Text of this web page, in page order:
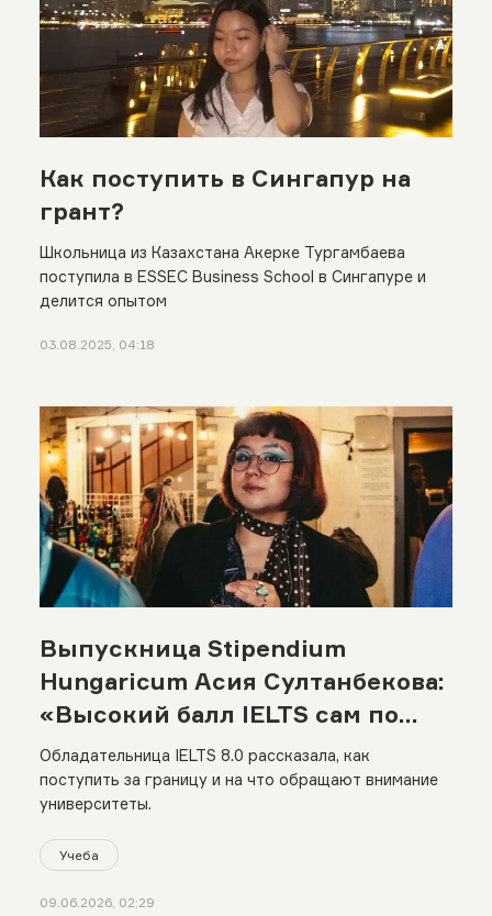
Как поступить в Сингапур на
грант?
Школьница из Казахстана Акерке Тургамбаева
поступила в ESSEC Business School в Сингапуре и
делится опытом
03.08.2025, 04:18
Выпускница Stipendium
Hungaricum Асия Султанбекова:
«Высокий балл IELTS сам по
себе почти не дает
преимуществ»
Обладательница IELTS 8.0 рассказала, как
поступить за границу и на что обращают внимание
университеты.
Учеба
09.06.2026, 02:29